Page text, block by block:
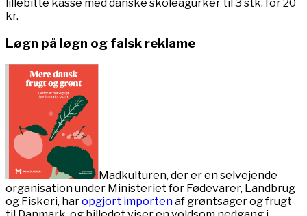
lillebitte kasse med danske skoleagurker til 3 stk. for 20
kr.
Løgn på løgn og falsk reklame
Madkulturen, der er en selvejende
organisation under Ministeriet for Fødevarer, Landbrug
og Fiskeri, haropgjort importenaf grøntsager og frugt